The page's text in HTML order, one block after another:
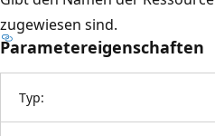
zugewiesen sind.
Parametereigenschaften
Typ: